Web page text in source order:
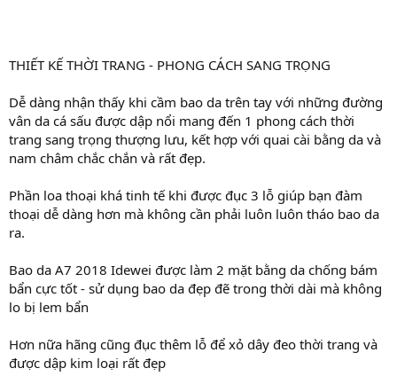
THIẾT KẾ THỜI TRANG - PHONG CÁCH SANG TRỌNG
Dễ dàng nhận thấy khi cầm bao da trên tay với những đường
vân da cá sấu được dập nổi mang đến 1 phong cách thời
trang sang trọng thượng lưu, kết hợp với quai cài bằng da và
nam châm chắc chắn và rất đẹp.
Phần loa thoại khá tinh tế khi được đục 3 lỗ giúp bạn đàm
thoại dễ dàng hơn mà không cần phải luôn luôn tháo bao da
ra.
Bao da A7 2018 Idewei được làm 2 mặt bằng da chống bám
bẩn cực tốt - sử dụng bao da đẹp đẽ trong thời dài mà không
lo bị lem bẩn
Hơn nữa hãng cũng đục thêm lỗ để xỏ dây đeo thời trang và
được dập kim loại rất đẹp